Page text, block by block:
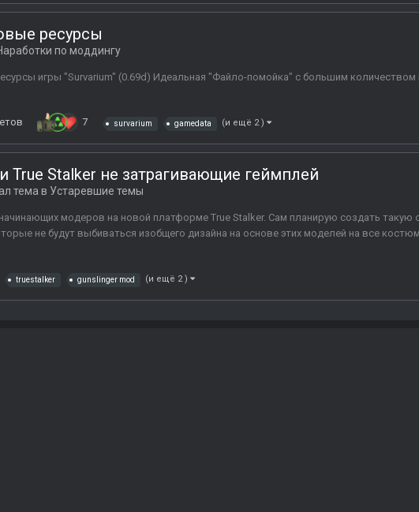
ресурсы
по моддингу
игры "Survarium" (0.69d) Идеальная "Файло-помойка" с большим количеством
7 survarium gamedata (и ещё 2 )
Stalker не затрагивающие геймплей
тема в Устаревшие темы
модеров на новой платформе True Stalker. Сам планирую создать такую
не будут выбиваться изобщего дизайна на основе этих моделей на все
truestalker gunslinger mod (и ещё 2 )